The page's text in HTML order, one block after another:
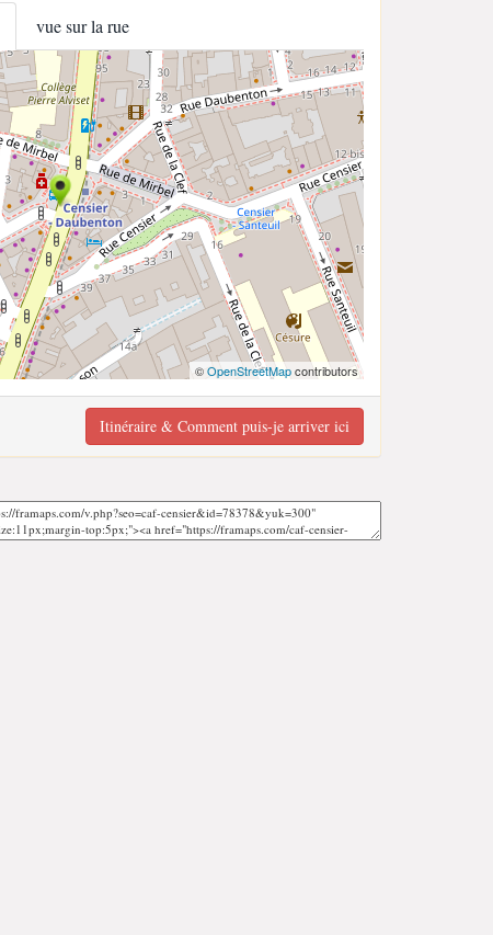
vue sur la rue
©OpenStreetMapcontributors
Itinéraire & Comment puis-je arriver ici